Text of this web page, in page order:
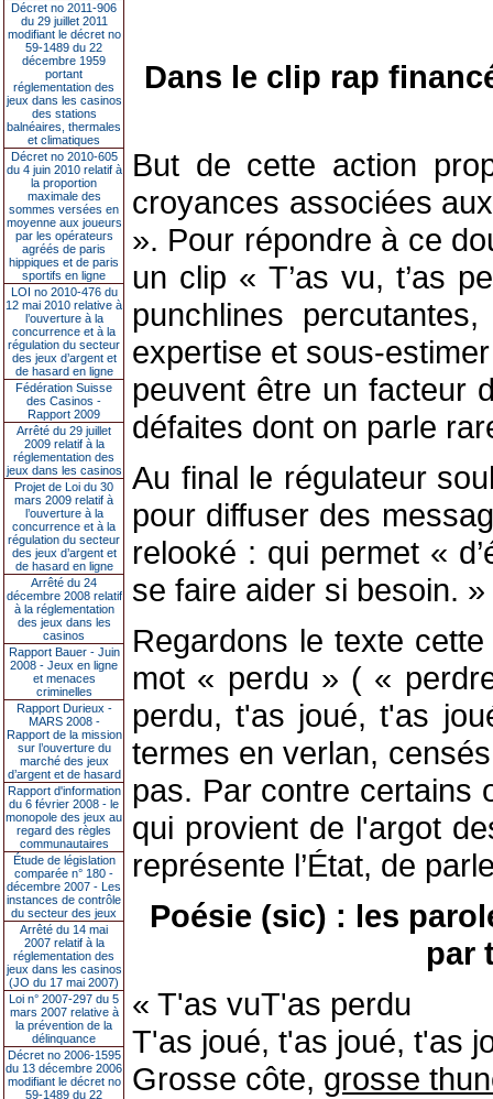
Décret no 2011-906
du 29 juillet 2011
modifiant le décret no
59-1489 du 22
décembre 1959
portant
réglementation des
jeux dans les casinos
des stations
balnéaires, thermales
et climatiques
Décret no 2010-605
du 4 juin 2010 relatif à
la proportion
maximale des
sommes versées en
moyenne aux joueurs
par les opérateurs
agréés de paris
hippiques et de paris
sportifs en ligne
LOI no 2010-476 du
12 mai 2010 relative à
l’ouverture à la
concurrence et à la
régulation du secteur
des jeux d’argent et
de hasard en ligne
Fédération Suisse
des Casinos -
Rapport 2009
Arrêté du 29 juillet
2009 relatif à la
réglementation des
jeux dans les casinos
Projet de Loi du 30
mars 2009 relatif à
l’ouverture à la
concurrence et à la
régulation du secteur
des jeux d’argent et
de hasard en ligne
Arrêté du 24
décembre 2008 relatif
à la réglementation
des jeux dans les
casinos
Rapport Bauer - Juin
2008 - Jeux en ligne
et menaces
criminelles
Rapport Durieux -
MARS 2008 -
Rapport de la mission
sur l’ouverture du
marché des jeux
d’argent et de hasard
Rapport d'information
du 6 février 2008 - le
monopole des jeux au
regard des règles
communautaires
Étude de législation
comparée n° 180 -
décembre 2007 - Les
instances de contrôle
du secteur des jeux
Arrêté du 14 mai
2007 relatif à la
réglementation des
jeux dans les casinos
(JO du 17 mai 2007)
Loi n° 2007-297 du 5
mars 2007 relative à
la prévention de la
délinquance
Décret no 2006-1595
du 13 décembre 2006
modifiant le décret no
59-1489 du 22
Dans le clip rap
But de cette action
croyances associées
». Pour répondre à ce
un clip « T’as vu, t’as
punchlines
expertise et sous-
peuvent être un facteur
défaites dont on parle
Au final le régulateur
pour diffuser des
relooké : qui permet «
se faire aider si besoin. »
Regardons le texte
mot « perdu » ( «
perdu, t'as joué, t'as
termes en verlan,
pas. Par contre certains
qui provient de l'argot
représente l’État, de
Poésie (sic) : les
par
« T'as vuT'as perdu
T'as joué, t'as joué, t'as
Grosse côte, grosse